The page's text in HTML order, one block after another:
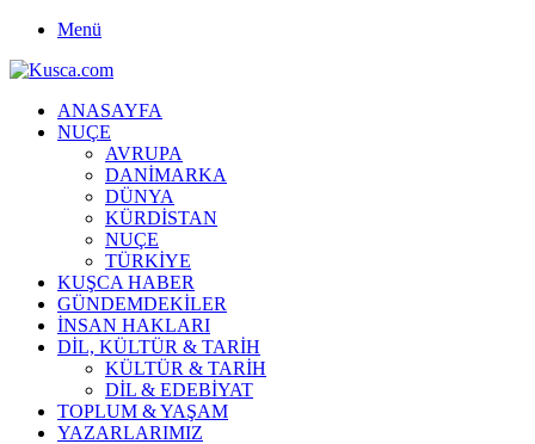
Menü
ANASAYFA
NUÇE
AVRUPA
DANİMARKA
DÜNYA
KÜRDİSTAN
NUÇE
TÜRKİYE
KUŞCA HABER
GÜNDEMDEKİLER
İNSAN HAKLARI
DİL, KÜLTÜR & TARİH
KÜLTÜR & TARİH
DİL & EDEBİYAT
TOPLUM & YAŞAM
YAZARLARIMIZ